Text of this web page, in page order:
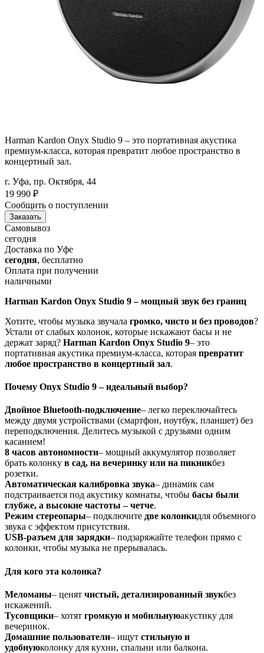
Harman Kardon Onyx Studio 9 – это портативная акустика
премиум-класса, которая превратит любое пространство в
концертный зал.
г. Уфа, пр. Октября, 44
19 990 ₽
Сообщить о поступлении
Заказать
Самовывоз
сегодня
Доставка по Уфе
сегодня, бесплатно
Оплата при получении
наличными
Harman Kardon Onyx Studio 9 – мощный звук без границ
Хотите, чтобы музыка звучала громко, чисто и без проводов?
Устали от слабых колонок, которые искажают басы и не
держат заряд? Harman Kardon Onyx Studio 9– это
портативная акустика премиум-класса, которая превратит
любое пространство в концертный зал.
Почему Onyx Studio 9 – идеальный выбор?
Двойное Bluetooth-подключение– легко переключайтесь
между двумя устройствами (смартфон, ноутбук, планшет) без
переподключения. Делитесь музыкой с друзьями одним
касанием!
8 часов автономности– мощный аккумулятор позволяет
брать колонку в сад, на вечеринку или на пикникбез
розетки.
Автоматическая калибровка звука– динамик сам
подстраивается под акустику комнаты, чтобы басы были
глубже, а высокие частоты – четче.
Режим стереопары– подключите две колонкидля объемного
звука с эффектом присутствия.
USB-разъем для зарядки– подзаряжайте телефон прямо с
колонки, чтобы музыка не прерывалась.
Для кого эта колонка?
Меломаны– ценят чистый, детализированный звукбез
искажений.
Тусовщики– хотят громкую и мобильнуюакустику для
вечеринок.
Домашние пользователи– ищут стильную и
удобнуюколонку для кухни, спальни или балкона.